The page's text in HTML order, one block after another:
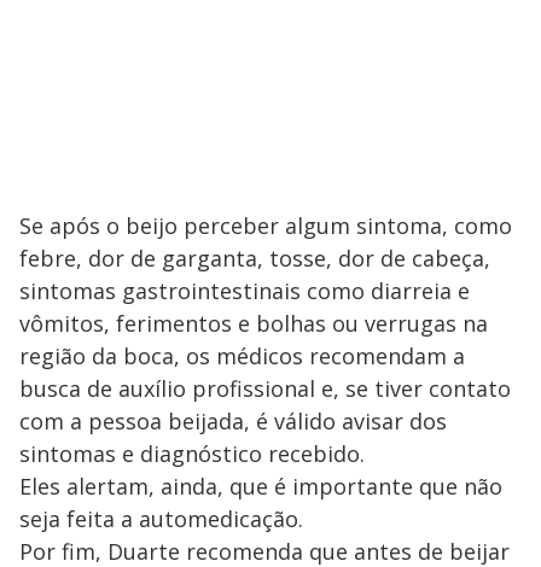
Se após o beijo perceber algum sintoma, como
febre, dor de garganta, tosse, dor de cabeça,
sintomas gastrointestinais como diarreia e
vômitos, ferimentos e bolhas ou verrugas na
região da boca, os médicos recomendam a
busca de auxílio profissional e, se tiver contato
com a pessoa beijada, é válido avisar dos
sintomas e diagnóstico recebido.
Eles alertam, ainda, que é importante que não
seja feita a automedicação.
Por fim, Duarte recomenda que antes de beijar